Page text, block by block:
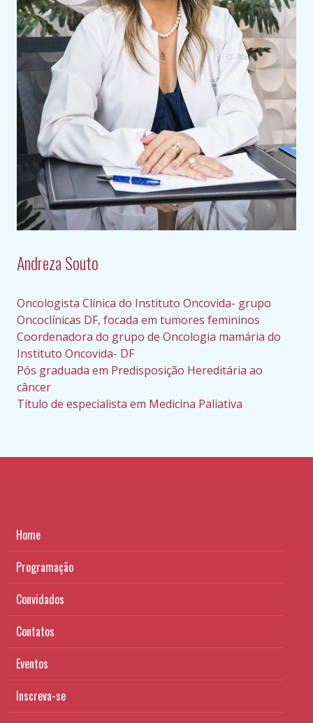
Andreza Souto
Oncologista Clínica do Instituto Oncovida- grupo
Oncoclínicas DF, focada em tumores femininos
Coordenadora do grupo de Oncologia mamária do
Instituto Oncovida- DF
Pós graduada em Predisposição Hereditária ao
câncer
Título de especialista em Medicina Paliativa
Home
Programação
Convidados
Contatos
Eventos
Inscreva-se